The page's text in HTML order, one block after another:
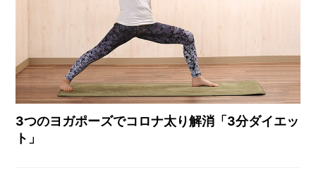
3つのヨガポーズでコロナ太り解消「3分ダイエッ
ト」